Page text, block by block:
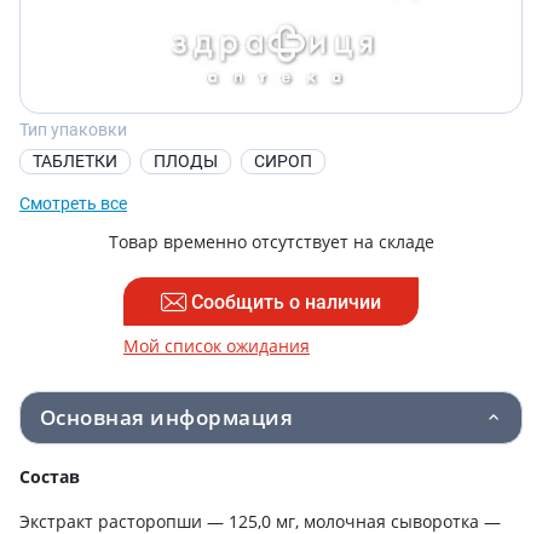
Тип упаковки
ТАБЛЕТКИ
ПЛОДЫ СИРОП
Смотреть все
Товар временно отсутствует на складе
Сообщить о наличии
Мой список ожидания
Основная информация
Состав
Экстракт расторопши — 125,0 мг, молочная сыворотка —